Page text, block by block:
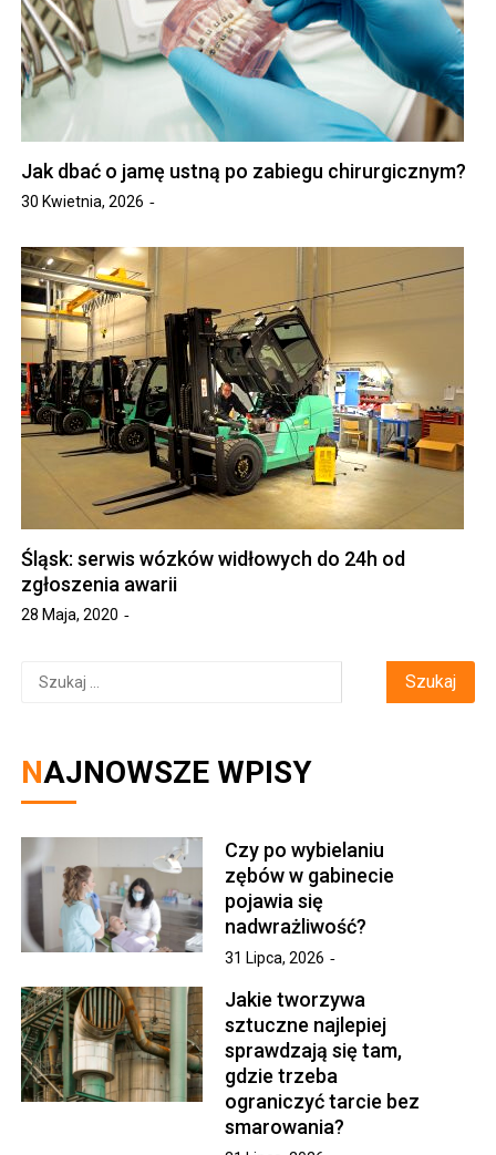
Jak dbać o jamę ustną po zabiegu chirurgicznym?
30 Kwietnia, 2026
Śląsk: serwis wózków widłowych do 24h od
zgłoszenia awarii
28 Maja, 2020
Szukaj:
NAJNOWSZE WPISY
Czy po wybielaniu
zębów w gabinecie
pojawia się
nadwrażliwość?
31 Lipca, 2026
Jakie tworzywa
sztuczne najlepiej
sprawdzają się tam,
gdzie trzeba
ograniczyć tarcie bez
smarowania?